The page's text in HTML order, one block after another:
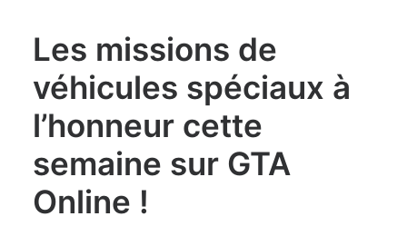
Les missions de
véhicules spéciaux à
l’honneur cette
semaine sur GTA
Online !